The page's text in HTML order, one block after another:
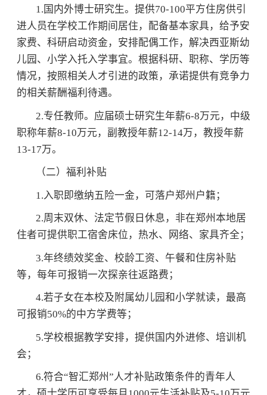
1.国内外博士研究生。提供70-100平方住房供引
进人员在学校工作期间居住，配备基本家具，给予安
家费、科研启动资金，安排配偶工作，解决西亚斯幼
儿园、小学入托入学事宜。根据科研、职称、学历等
情况，按照相关人才引进的政策，承诺提供有竞争力
的相关薪酬福利待遇。
2.专任教师。应届硕士研究生年薪6-8万元，中级
职称年薪8-10万元，副教授年薪12-14万，教授年薪
13-17万。
（二）福利补贴
1.入职即缴纳五险一金，可落户郑州户籍；
2.周末双休、法定节假日休息，非在郑州本地居
住者可提供职工宿舍床位，热水、网络、家具齐全；
3.年终绩效奖金、校龄工资、午餐和住房补贴
等，每年可报销一次探亲往返路费；
4.若子女在本校及附属幼儿园和小学就读，最高
可报销50%的中方学费等；
5.学校根据教学安排，提供国内外进修、培训机
会；
6.符合“智汇郑州”人才补贴政策条件的青年人